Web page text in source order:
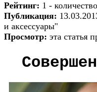
Рейтинг: 1 -
Публикация:
и аксессуары"
Просмотр: эта статья